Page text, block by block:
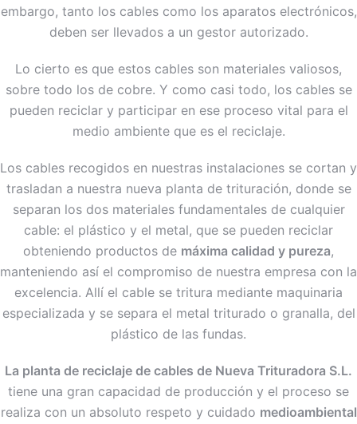
embargo, tanto los cables como los aparatos electrónicos,
deben ser llevados a un gestor autorizado.
Lo cierto es que estos cables son materiales valiosos,
sobre todo los de cobre. Y como casi todo, los cables se
pueden reciclar y participar en ese proceso vital para el
medio ambiente que es el reciclaje.
Los cables recogidos en nuestras instalaciones se cortan y
trasladan a nuestra nueva planta de trituración, donde se
separan los dos materiales fundamentales de cualquier
cable: el plástico y el metal, que se pueden reciclar
obteniendo productos de máxima calidad y pureza,
manteniendo así el compromiso de nuestra empresa con la
excelencia. Allí el cable se tritura mediante maquinaria
especializada y se separa el metal triturado o granalla, del
plástico de las fundas.
La planta de reciclaje de cables de Nueva Trituradora S.L.
tiene una gran capacidad de producción y el proceso se
realiza con un absoluto respeto y cuidado medioambiental